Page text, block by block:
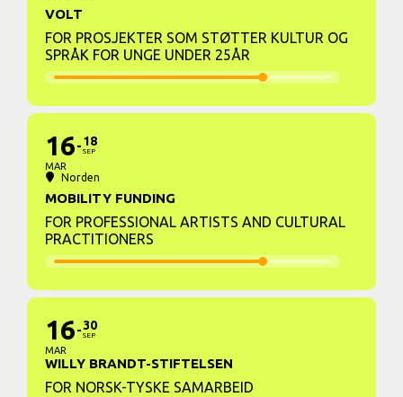
VOLT
FOR PROSJEKTER SOM STØTTER KULTUR OG
SPRÅK FOR UNGE UNDER 25ÅR
16
MAR
18
SEP
Norden
MOBILITY FUNDING
FOR PROFESSIONAL ARTISTS AND CULTURAL
PRACTITIONERS
16
MAR
30
SEP
WILLY BRANDT-STIFTELSEN
FOR NORSK-TYSKE SAMARBEID